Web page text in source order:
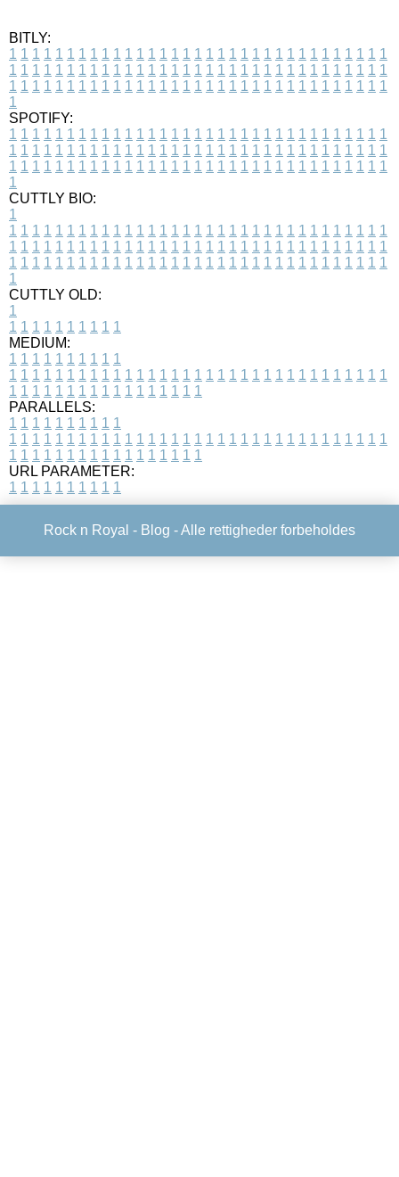
BITLY:
1 1 1 1 1 1 1 1 1 1 1 1 1 1 1 1 1 1 1 1 1 1 1 1 1 1 1 1 1 1 1 1 1
1 1 1 1 1 1 1 1 1 1 1 1 1 1 1 1 1 1 1 1 1 1 1 1 1 1 1 1 1 1 1 1 1
1 1 1 1 1 1 1 1 1 1 1 1 1 1 1 1 1 1 1 1 1 1 1 1 1 1 1 1 1 1 1 1 1
1
SPOTIFY:
1 1 1 1 1 1 1 1 1 1 1 1 1 1 1 1 1 1 1 1 1 1 1 1 1 1 1 1 1 1 1 1 1
1 1 1 1 1 1 1 1 1 1 1 1 1 1 1 1 1 1 1 1 1 1 1 1 1 1 1 1 1 1 1 1 1
1 1 1 1 1 1 1 1 1 1 1 1 1 1 1 1 1 1 1 1 1 1 1 1 1 1 1 1 1 1 1 1 1
1
CUTTLY BIO:
1
1 1 1 1 1 1 1 1 1 1 1 1 1 1 1 1 1 1 1 1 1 1 1 1 1 1 1 1 1 1 1 1 1
1 1 1 1 1 1 1 1 1 1 1 1 1 1 1 1 1 1 1 1 1 1 1 1 1 1 1 1 1 1 1 1 1
1 1 1 1 1 1 1 1 1 1 1 1 1 1 1 1 1 1 1 1 1 1 1 1 1 1 1 1 1 1 1 1 1
1
CUTTLY OLD:
1
1 1 1 1 1 1 1 1 1 1
MEDIUM:
1 1 1 1 1 1 1 1 1 1
1 1 1 1 1 1 1 1 1 1 1 1 1 1 1 1 1 1 1 1 1 1 1 1 1 1 1 1 1 1 1 1 1
1 1 1 1 1 1 1 1 1 1 1 1 1 1 1 1 1
PARALLELS:
1 1 1 1 1 1 1 1 1 1
1 1 1 1 1 1 1 1 1 1 1 1 1 1 1 1 1 1 1 1 1 1 1 1 1 1 1 1 1 1 1 1 1
1 1 1 1 1 1 1 1 1 1 1 1 1 1 1 1 1
URL PARAMETER:
1 1 1 1 1 1 1 1 1 1
Rock n Royal - Blog - Alle rettigheder forbeholdes